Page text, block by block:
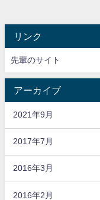
リンク
先輩のサイト
アーカイブ
2021年9月
2017年7月
2016年3月
2016年2月